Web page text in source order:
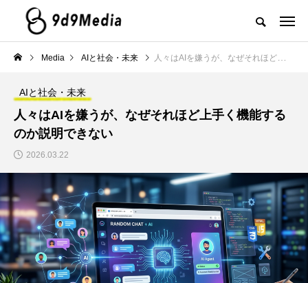
Media AIと社会・未来 人々はAIを嫌うが、なぜそれほど上手く機能するのか説明できない
AIと社会・未来
人々はAIを嫌うが、なぜそれほど上手く機能する
のか説明できない
2026.03.22